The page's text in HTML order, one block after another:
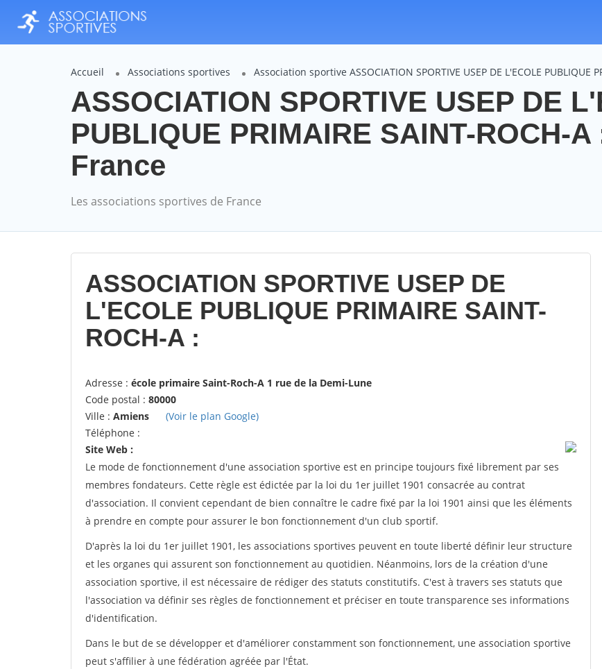
Accueil Associations sportives Association sportive ASSOCIATION SPORTIVE USEP DE L'ECOLE PUBLIQUE
ASSOCIATION SPORTIVE USEP DE
PUBLIQUE PRIMAIRE SAINT-ROCH-
France
Les associations sportives de France
ASSOCIATION SPORTIVE USEP DE
L'ECOLE PUBLIQUE PRIMAIRE SAINT-
ROCH-A :
Adresse : école primaire Saint-Roch-A 1 rue de la Demi-Lune
Code postal : 80000
Ville : Amiens
(Voir le plan Google)
Téléphone :
Site Web :
Le mode de fonctionnement d'une association sportive est en principe toujours fixé librement par ses
membres fondateurs. Cette règle est édictée par la loi du 1er juillet 1901 consacrée au contrat
d'association. Il convient cependant de bien connaître le cadre fixé par la loi 1901 ainsi que les éléments
à prendre en compte pour assurer le bon fonctionnement d'un club sportif.
D'après la loi du 1er juillet 1901, les associations sportives peuvent en toute liberté définir leur structure
et les organes qui assurent son fonctionnement au quotidien. Néanmoins, lors de la création d'une
association sportive, il est nécessaire de rédiger des statuts constitutifs. C'est à travers ses statuts que
l'association va définir ses règles de fonctionnement et préciser en toute transparence ses informations
d'identification.
Dans le but de se développer et d'améliorer constamment son fonctionnement, une association sportive
peut s'affilier à une fédération agréée par l'État.